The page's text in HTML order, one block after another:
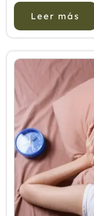
Sin embargo,...
Leer más